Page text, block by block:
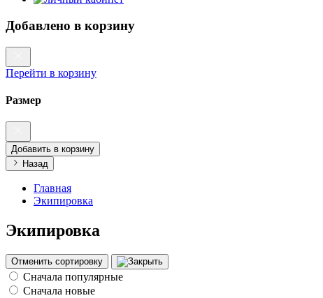
Добавлено в корзину
Перейти в корзину
Размер
Добавить в корзину
Назад
Главная
Экипировка
Экипировка
Отменить сортировку
Сначала популярные
Сначала новые